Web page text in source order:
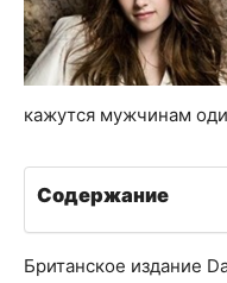
кажутся мужчинам
Содержание
Британское издание